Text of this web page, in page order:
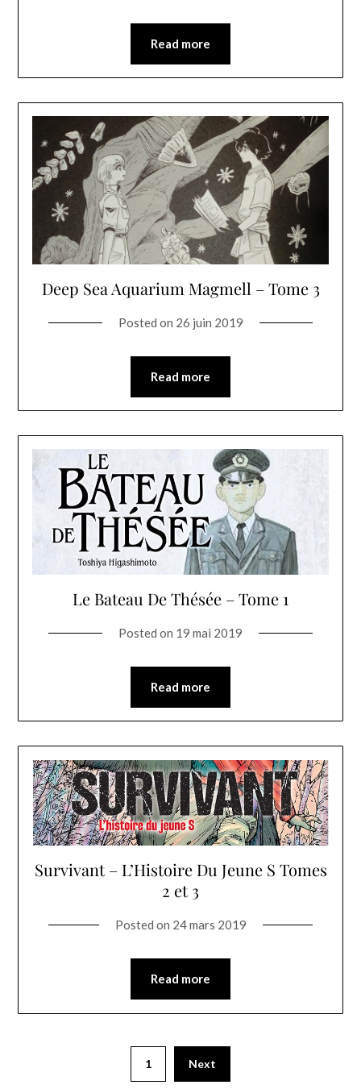
Read more
Deep Sea Aquarium Magmell – Tome 3
Posted on 26 juin 2019
Read more
Le Bateau De Thésée – Tome 1
Posted on 19 mai 2019
Read more
Survivant – L’Histoire Du Jeune S Tomes
2 et 3
Posted on 24 mars 2019
Read more
1 Next